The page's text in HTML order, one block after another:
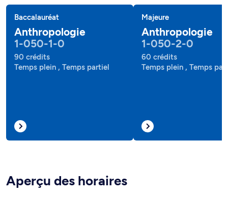
Baccalauréat
Anthropologie
1-050-1-0
90 crédits
Temps plein , Temps partiel
Majeure
Anthropologie
1-050-2-0
60 crédits
Temps plein , Temps
Aperçu des horaires